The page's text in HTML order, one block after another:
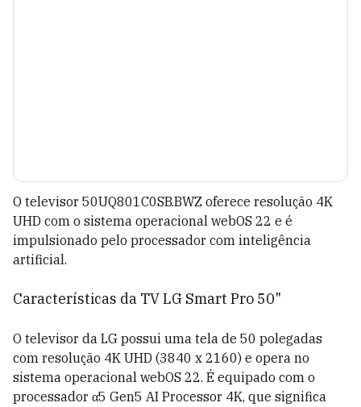
O televisor 50UQ801C0SB.BWZ oferece resolução 4K
UHD com o sistema operacional webOS 22 e é
impulsionado pelo processador com inteligência
artificial.
Características da TV LG Smart Pro 50"
O televisor da LG possui uma tela de 50 polegadas
com resolução 4K UHD (3840 x 2160) e opera no
sistema operacional webOS 22. É equipado com o
processador α5 Gen5 AI Processor 4K, que significa